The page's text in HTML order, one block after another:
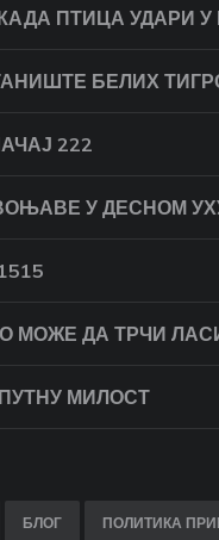
ПТИЦА УДАРИ У
БЕЛИХ
222
У ДЕСНОМ
МОЖЕ ДА ТРЧИ
МИЛОСТ
БЛОГ ПОЛИТИКА